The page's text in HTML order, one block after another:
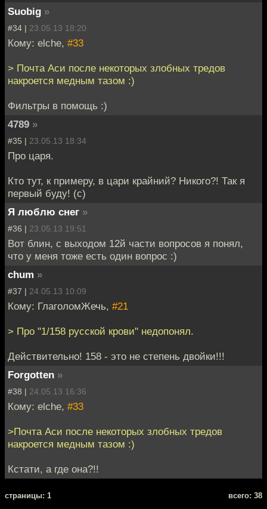
Suobig »
#34 | 23.05.13 18:20
Кому: elche, #33
> Почта Аси после некоторых злобных тредов
накроется медным тазом :)
Фильтры в помощь :)
4789 »
#35 | 23.05.13 18:34
Про царя.
Кто тут, к примеру, в цари крайний? Никого?! Так я
первый буду! (с)
Я люблю снег »
#36 | 23.05.13 19:51
Вот блин, с выходом 12й части вопросов я понял,
что у меня тоже есть один вопрос :)
chum »
#37 | 24.05.13 10:09
Кому: ГлаголомЖечь, #21
> Про "1/158 русской крови" недопонял.
Действительно! 158 - это не степень двойки!!!
Forgotten »
#38 | 24.05.13 16:36
Кому: elche, #33
>Почта Аси после некоторых злобных тредов
накроется медным тазом :)
Кстати, а где она?!!
cтраницы: 1 всего: 38